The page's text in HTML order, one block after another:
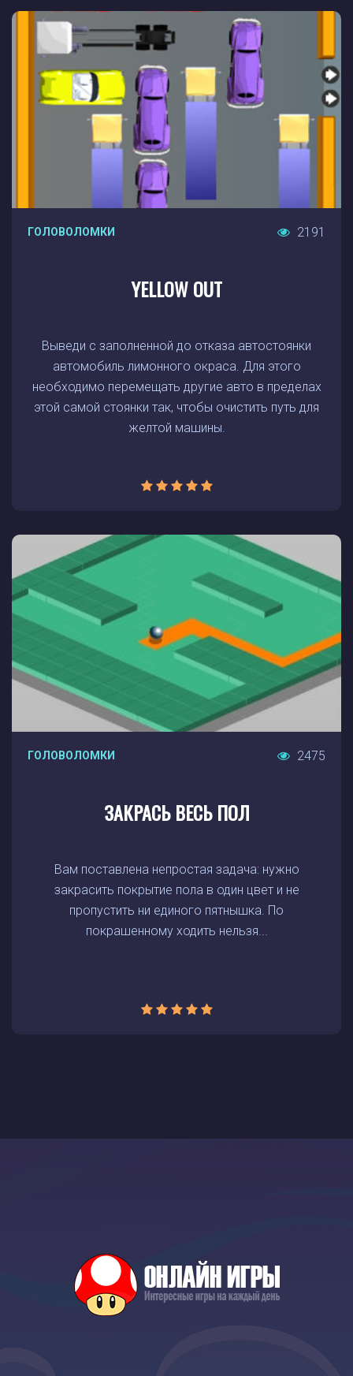
ГОЛОВОЛОМКИ 2191
YELLOW OUT
Выведи с заполненной до отказа автостоянки
автомобиль лимонного окраса. Для этого
необходимо перемещать другие авто в пределах
этой самой стоянки так, чтобы очистить путь для
желтой машины.
ГОЛОВОЛОМКИ 2475
ЗАКРАСЬ ВЕСЬ ПОЛ
Вам поставлена непростая задача: нужно
закрасить покрытие пола в один цвет и не
пропустить ни единого пятнышка. По
покрашенному ходить нельзя...